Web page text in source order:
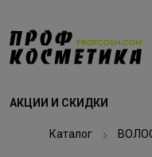
АКЦИИ И СКИДКИ
Каталог